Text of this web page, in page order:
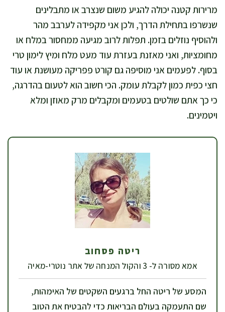
מרירות קטנה יכולה להגיע משום שנצרב או מתבלינים
שנשרפו בתחילת הדרך, ולכן אני מקפידה לערבב מהר
ולהוסיף נוזלים בזמן. תפלות לרוב מגיעה ממחסור במלח או
מחומציות, ואני מאזנת בעזרת עוד מעט מלח ומיץ לימון טרי
בסוף. לפעמים אני מוסיפה גם קורט פפריקה מעושנת או עוד
חצי כפית כמון לקבלת עומק. הכי חשוב הוא לטעום בהדרגה,
כי כך אתם שולטים בטעמים ומקבלים מרק מאוזן ומלא
ויטמינים.
ריטה פסחוב
אמא מסורה ל- 3 והקול המנחה של אתר נוטרי-מאיה
המסע של ריטה החל ברגעים השקטים של האימהות,
שם התעמקה בעולם הבריאות כדי להבטיח את הטוב